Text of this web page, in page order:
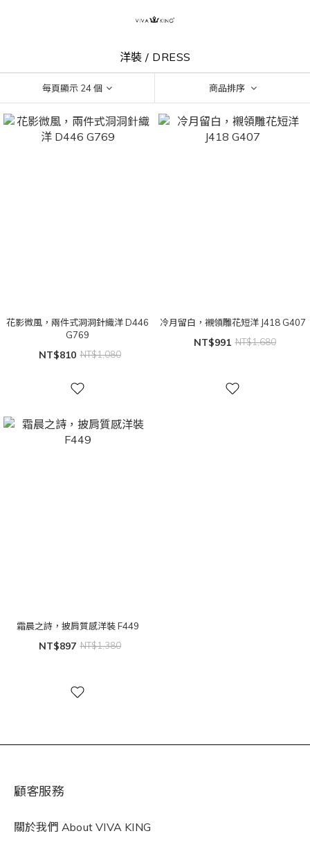
洋裝 / DRESS
每頁顯示 24 個 商品排序
花影微風，兩件式洞洞針織洋 D446
G769
NT$810 NT$1,080
冷月留白，襯領雕花短洋 J418 G407
NT$991 NT$1,680
霜晨之詩，披肩質感洋裝 F449
NT$897 NT$1,380
顧客服務
關於我們 About VIVA KING